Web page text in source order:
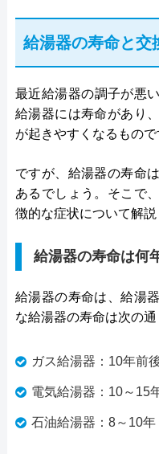
給湯器の寿命と交
最近給湯器の調子が
給湯器には寿命があり
が起きやすくなるもので
ですが、給湯器の寿命
あるでしょう。そこで
徴的な症状について解説
給湯器の寿命は何
給湯器の寿命は、給湯
な給湯器の寿命は次の通
ガス給湯器：10年前
電気給湯器：10～15
石油給湯器：8～10年